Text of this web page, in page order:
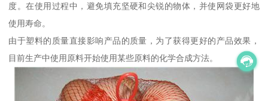
度。在使用过程中，避免填充坚硬和尖锐的物体，并使网袋更好地
使用寿命。
由于塑料的质量直接影响产品的质量，为了获得更好的产品效果，
目前生产中使用原料开始使用某些原料的化学合成方法。